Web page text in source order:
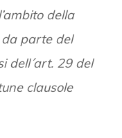
della
parte del
dell´art. 29 del
clausole